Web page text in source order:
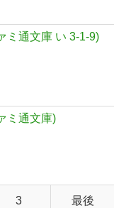
ミ通文庫 い 3-1-9)
ミ通文庫)
3 最後